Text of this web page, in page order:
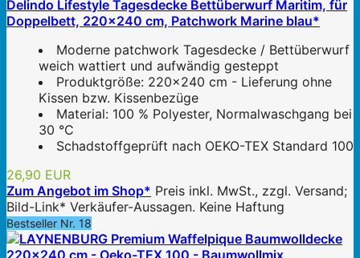
Delindo Lifestyle Tagesdecke Bettüberwurf Maritim, für
Doppelbett, 220x240 cm, Patchwork Marine blau*
Moderne patchwork Tagesdecke / Bettüberwurf
weich wattiert und aufwändig gesteppt
Produktgröße: 220x240 cm - Lieferung ohne
Kissen bzw. Kissenbezüge
Material: 100 % Polyester, Normalwaschgang bei
30 °C
Schadstoffgeprüft nach OEKO-TEX Standard 100
26,90 EUR
Zum Angebot im Shop* Preis inkl. MwSt., zzgl. Versand;
Bild-Link* Verkäufer-Aussagen. Keine Haftung
Bestseller Nr. 18